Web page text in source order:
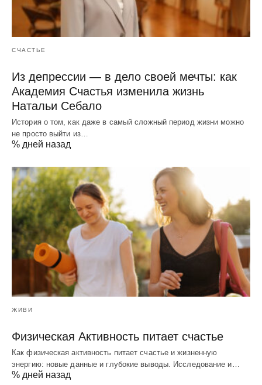
СЧАСТЬЕ
Из депрессии — в дело своей мечты: как
Академия Счастья изменила жизнь
Натальи Себало
История о том, как даже в самый сложный период жизни можно
не просто выйти из…
% дней назад
ЖИВИ
Физическая Активность питает счастье
Как физическая активность питает счастье и жизненную
энергию: новые данные и глубокие выводы. Исследование и…
% дней назад